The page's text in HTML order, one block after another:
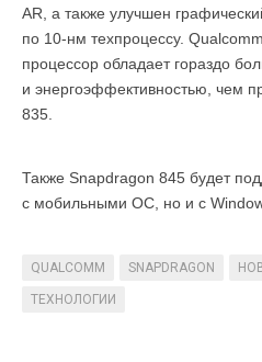
AR, а также улучшен
по 10-нм техпроцессу.
процессор обладает гораздо
и энергоэффективностью, чем
835.
Также Snapdragon 845 будет
с мобильными ОС, но и с
QUALCOMM SNAPDRAGON
ТЕХНОЛОГИИ